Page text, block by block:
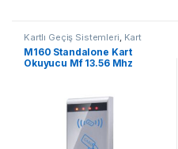
Kartlı Geçiş Sistemleri, Kart
Okuyucu
M160 Standalone Kart
Okuyucu Mf 13.56 Mhz